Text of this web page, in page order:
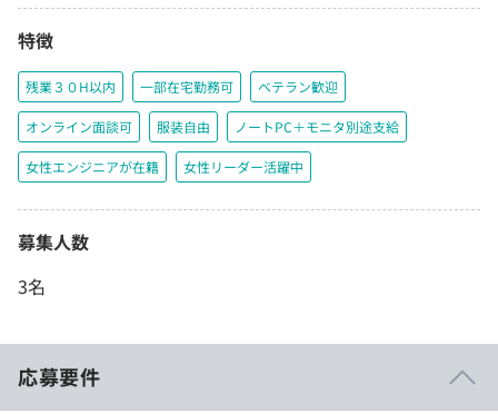
特徴
残業３０H以内 一部在宅勤務可 ベテラン歓迎
オンライン面談可 服装自由 ノートPC＋モニタ別途支給
女性エンジニアが在籍 女性リーダー活躍中
募集人数
3名
応募要件